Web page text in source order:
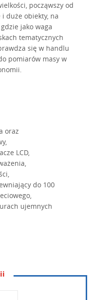
począwszy od
i duże obiekty, na
jako waga
tematycznych
się w handlu
pomiarów masy w
oraz
LCD,
do 100
ujemnych